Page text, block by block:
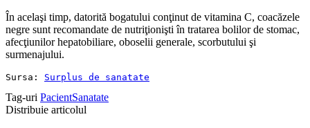
În acelaşi timp, datorită bogatului conţinut de vitamina C, coacăzele
negre sunt recomandate de nutriţionişti în tratarea bolilor de stomac,
afecţiunilor hepatobiliare, oboselii generale, scorbutului şi
surmenajului.
Sursa: Surplus de sanatate
Tag-uri PacientSanatate
Distribuie articolul